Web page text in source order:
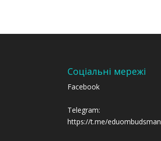
Соціальні мережі
Facebook
Telegram:
https://t.me/eduombudsman